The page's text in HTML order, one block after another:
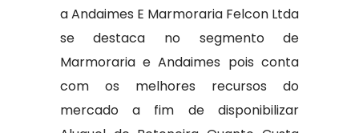
a Andaimes E Marmoraria Felcon Ltda
se destaca no segmento de
Marmoraria e Andaimes pois conta
com os melhores recursos do
mercado a fim de disponibilizar